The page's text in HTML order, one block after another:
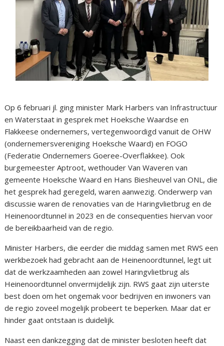
Op 6 februari jl. ging minister Mark Harbers van Infrastructuur
en Waterstaat in gesprek met Hoeksche Waardse en
Flakkeese ondernemers, vertegenwoordigd vanuit de OHW
(ondernemersvereniging Hoeksche Waard) en FOGO
(Federatie Ondernemers Goeree-Overflakkee). Ook
burgemeester Aptroot, wethouder Van Waveren van
gemeente Hoeksche Waard en Hans Biesheuvel van ONL, die
het gesprek had geregeld, waren aanwezig. Onderwerp van
discussie waren de renovaties van de Haringvlietbrug en de
Heinenoordtunnel in 2023 en de consequenties hiervan voor
de bereikbaarheid van de regio.
Minister Harbers, die eerder die middag samen met RWS een
werkbezoek had gebracht aan de Heinenoordtunnel, legt uit
dat de werkzaamheden aan zowel Haringvlietbrug als
Heinenoordtunnel onvermijdelijk zijn. RWS gaat zijn uiterste
best doen om het ongemak voor bedrijven en inwoners van
de regio zoveel mogelijk probeert te beperken. Maar dat er
hinder gaat ontstaan is duidelijk.
Naast een dankzegging dat de minister besloten heeft dat